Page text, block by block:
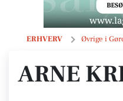
ERHVERV Øvrige i
ARNE KRISTENSEN
ARNE